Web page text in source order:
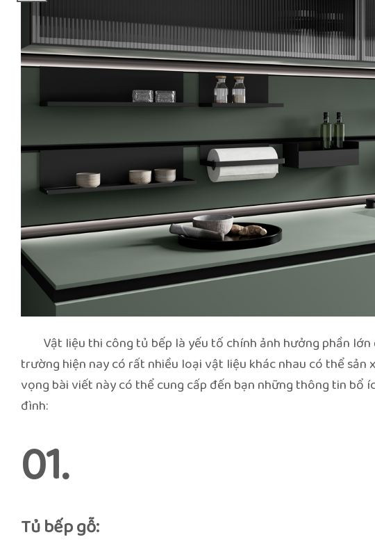
Vật liệu thi công tủ bếp là yếu tố chính ảnh hưởng phần
trường hiện nay có rất nhiều loại vật liệu khác nhau có thể
vọng bài viết này có thể cung cấp đến bạn những thông tin bổ
đình:
01.
Tủ bếp gỗ: